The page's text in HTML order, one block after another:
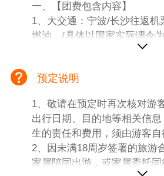
一、【团费包含内容】
1、大交通：宁波/长沙往返机
燃油，(具体以国家实际调令为
2、景区：韶山+千古情晚会+
产品，各年龄段/证件均无任
如张家界VlP旅行车资源紧张
规旅行车（保证25%空坐率）
正座，第一天和最后一天为接
排车，4-53座不等拼车）张家
请带好随身物品，不要放在车
预定说明
1、敬请在预定时再次核对游
出行日期、目的地等相关信
生的责任和费用，须由游客自
2、因未满18周岁签署的旅游
家属陪同出游，或家属委托